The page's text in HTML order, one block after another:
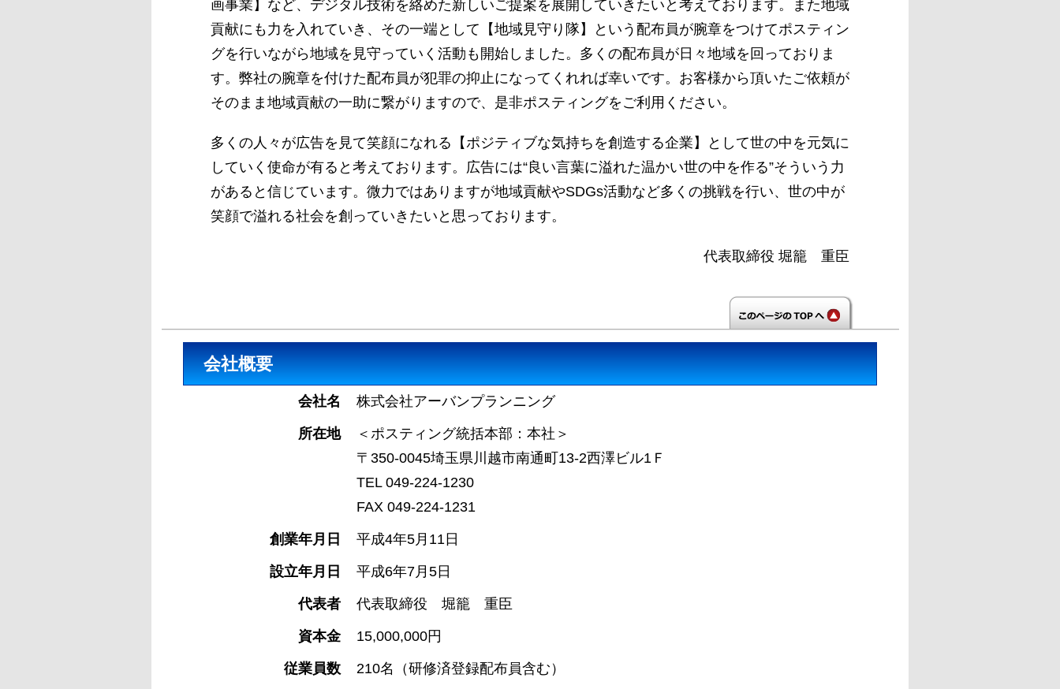
画事業】など、デジタル技術を絡めた新しいご提案を展開していきたいと考えております。また地域
貢献にも力を入れていき、その一端として【地域見守り隊】という配布員が腕章をつけてポスティン
グを行いながら地域を見守っていく活動も開始しました。多くの配布員が日々地域を回っておりま
す。弊社の腕章を付けた配布員が犯罪の抑止になってくれれば幸いです。お客様から頂いたご依頼が
そのまま地域貢献の一助に繋がりますので、是非ポスティングをご利用ください。
多くの人々が広告を見て笑顔になれる【ポジティブな気持ちを創造する企業】として世の中を元気に
していく使命が有ると考えております。広告には“良い言葉に溢れた温かい世の中を作る”そういう力
があると信じています。微力ではありますが地域貢献やSDGs活動など多くの挑戦を行い、世の中が
笑顔で溢れる社会を創っていきたいと思っております。
代表取締役 堀籠 重臣
会社概要
会社名 株式会社アーバンプランニング
所在地
＜ポスティング統括本部：本社＞
〒350-0045埼玉県川越市南通町13-2西澤ビル1Ｆ
TEL 049-224-1230
FAX 049-224-1231
創業年月日 平成4年5月11日
設立年月日 平成6年7月5日
代表者 代表取締役 堀籠 重臣
資本金 15,000,000円
従業員数 210名（研修済登録配布員含む）